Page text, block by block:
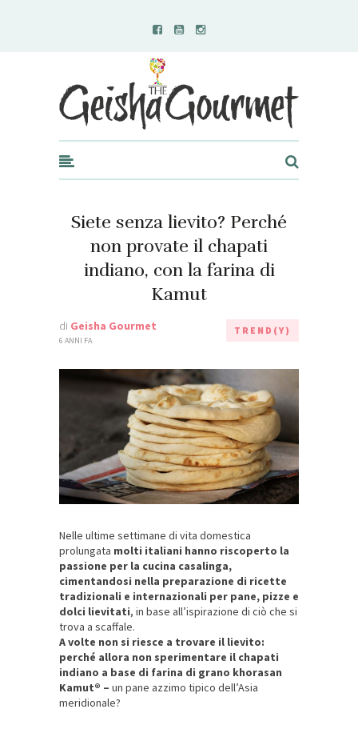
Geisha Gourmet
Siete senza lievito? Perché
non provate il chapati
indiano, con la farina di
Kamut
di Geisha Gourmet
6 ANNI FA
TREND(Y)
Nelle ultime settimane di vita domestica
prolungata molti italiani hanno riscoperto la
passione per la cucina casalinga,
cimentandosi nella preparazione di ricette
tradizionali e internazionali per pane, pizze e
dolci lievitati, in base all’ispirazione di ciò che si
trova a scaffale.
A volte non si riesce a trovare il lievito:
perché allora non sperimentare il chapati
indiano a base di farina di grano khorasan
Kamut® – un pane azzimo tipico dell’Asia
meridionale?